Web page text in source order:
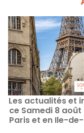
Les actualités et
ce Samedi 8 août
Paris et en Ile-